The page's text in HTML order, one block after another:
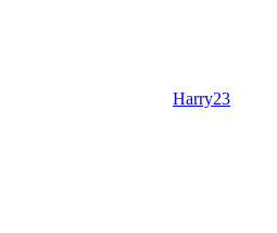
Harry23